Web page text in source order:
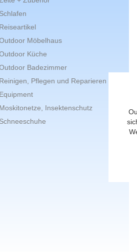
Schlafen
Reiseartikel
Möbelhaus
Küche
Badezimmer
Reinigen, Pflegen und Reparieren
Equipment
Moskitonetze, Insektenschutz
Schneeschuhe